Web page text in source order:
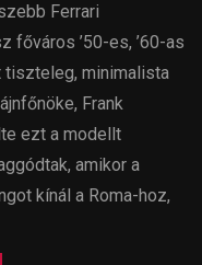
Ferrari
főváros ’50-es, ’60-as
minimalista
Frank
ezt a modellt
amikor a
kínál a Roma-hoz,